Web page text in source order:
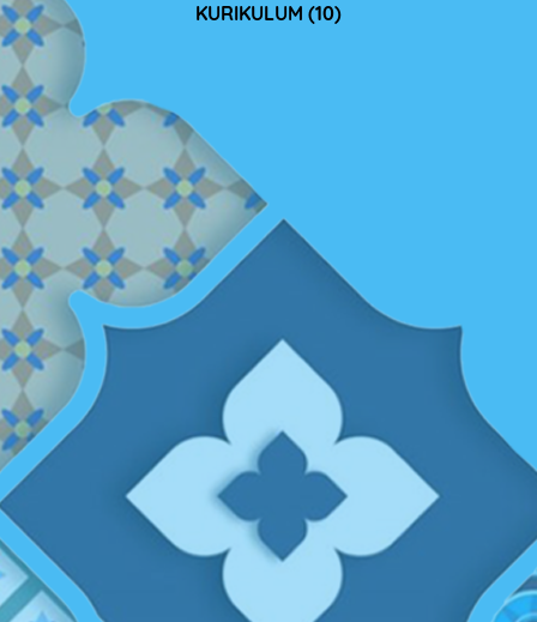
KURIKULUM (10)